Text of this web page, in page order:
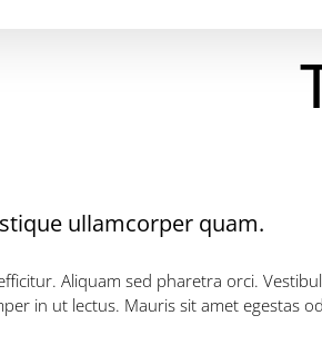
ullamcorper quam.
Aliquam sed pharetra orci.
in ut lectus. Mauris sit amet egestas